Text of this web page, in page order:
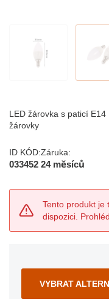
LED žárovka s paticí
žárovky
ID KÓD:
033452
Záruka:
24 měsíců
Tento produkt je
dispozici.
VYBRAT